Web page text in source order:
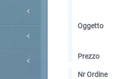
Oggetto
Prezzo
Nr Ordine